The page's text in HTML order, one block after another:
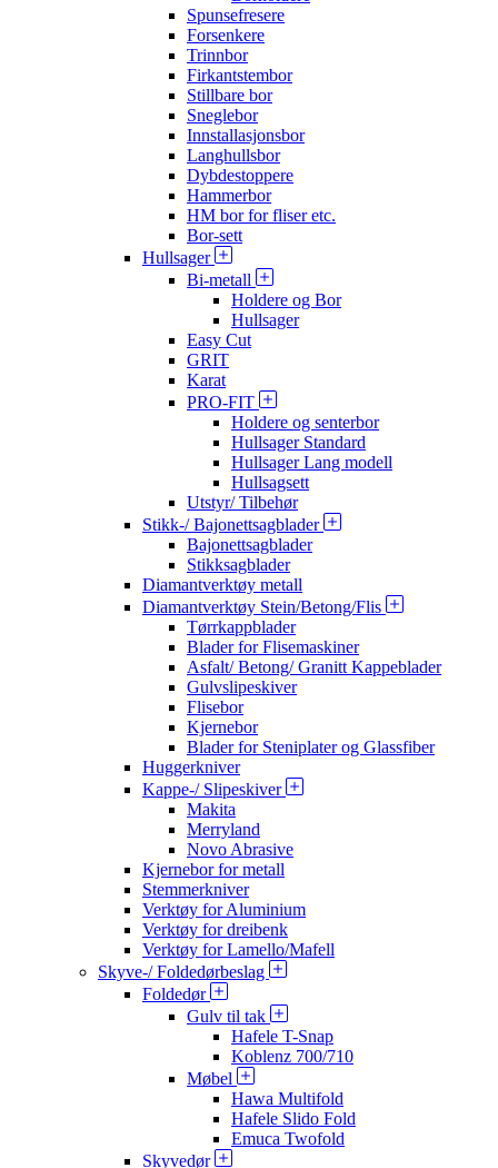
Spunsefresere
Forsenkere
Trinnbor
Firkantstembor
Stillbare bor
Sneglebor
Innstallasjonsbor
Langhullsbor
Dybdestoppere
Hammerbor
HM bor for fliser etc.
Bor-sett
Hullsager
Bi-metall
Holdere og Bor
Hullsager
Easy Cut
GRIT
Karat
PRO-FIT
Holdere og senterbor
Hullsager Standard
Hullsager Lang modell
Hullsagsett
Utstyr/ Tilbehør
Stikk-/ Bajonettsagblader
Bajonettsagblader
Stikksagblader
Diamantverktøy metall
Diamantverktøy Stein/Betong/Flis
Tørrkappblader
Blader for Flisemaskiner
Asfalt/ Betong/ Granitt Kappeblader
Gulvslipeskiver
Flisebor
Kjernebor
Blader for Steniplater og Glassfiber
Huggerkniver
Kappe-/ Slipeskiver
Makita
Merryland
Novo Abrasive
Kjernebor for metall
Stemmerkniver
Verktøy for Aluminium
Verktøy for dreibenk
Verktøy for Lamello/Mafell
Skyve-/ Foldedørbeslag
Foldedør
Gulv til tak
Hafele T-Snap
Koblenz 700/710
Møbel
Hawa Multifold
Hafele Slido Fold
Emuca Twofold
Skyvedør